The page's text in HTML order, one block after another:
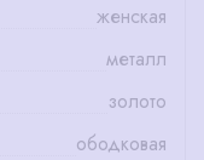
женская
металл
золото
ободковая